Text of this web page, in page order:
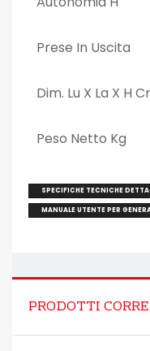
Prese In Uscita
Dim. Lu X La X H
Peso Netto Kg
SPECIFICHE TECNICHE
MANUALE UTENTE PER
PRODOTTI